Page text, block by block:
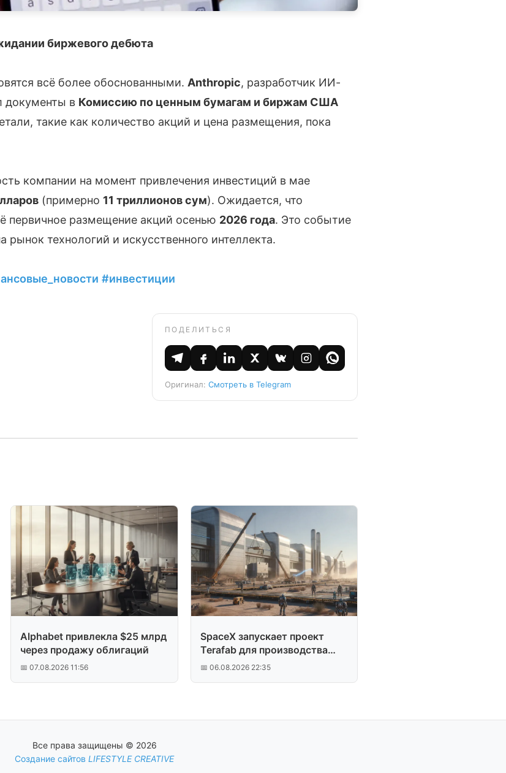
биржевого дебюта
всё более обоснованными. Anthropic, разработчик ИИ-
документы в Комиссию по ценным бумагам и биржам США
такие как количество акций и цена размещения, пока
компании на момент привлечения инвестиций в мае
(примерно 11 триллионов сум). Ожидается, что
первичное размещение акций осенью 2026 года. Это событие
рынок технологий и искусственного интеллекта.
#инвестиции
ПОДЕЛИТЬСЯ
Оригинал: Смотреть в Telegram
Alphabet привлекла $25 млрд
через продажу облигаций
📅 07.08.2026 11:56
SpaceX запускает проект
Terafab для производства
чипов
📅 06.08.2026 22:35
Все права защищены © 2026
Создание сайтов LIFESTYLE CREATIVE